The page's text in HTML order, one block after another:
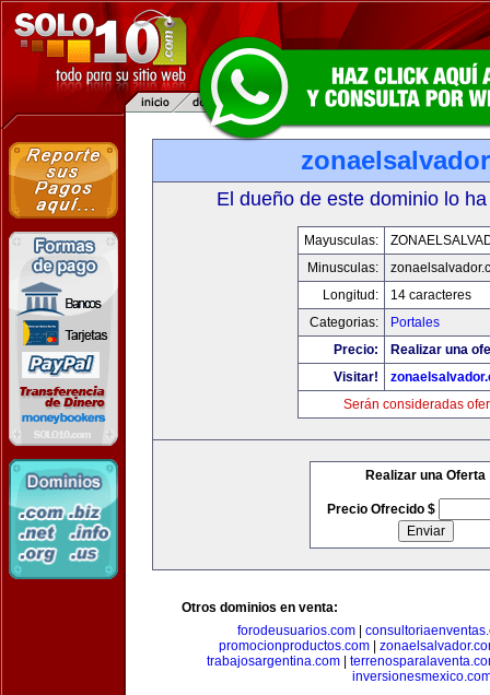
El dueño de este dominio lo
Mayusculas:
Minusculas:
Longitud:
14 caracteres
Categorias:
Portales
Precio:
Realizar una
Visitar!
Serán consideradas
Realizar una Oferta
Precio Ofrecido $
Otros dominios en venta:
forodeusuarios.com
promocionproductos.com|
trabajosargentina.com